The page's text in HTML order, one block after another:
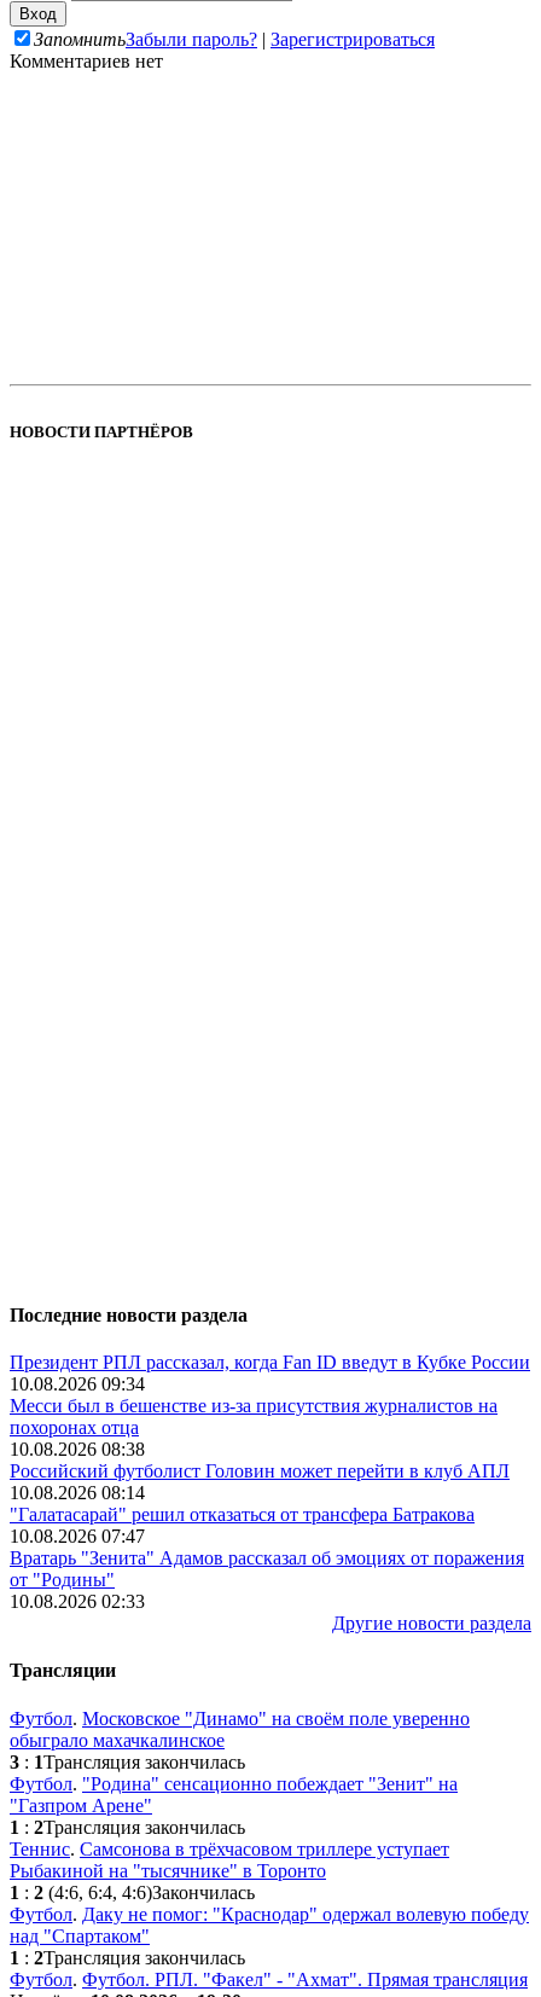
ЗапомнитьЗабыли пароль? | Зарегистрироваться
Комментариев нет
НОВОСТИ ПАРТНЁРОВ
Последние новости раздела
Президент РПЛ рассказал, когда Fan ID введут в Кубке России
10.08.2026 09:34
Месси был в бешенстве из-за присутствия журналистов на
похоронах отца
10.08.2026 08:38
Российский футболист Головин может перейти в клуб АПЛ
10.08.2026 08:14
"Галатасарай" решил отказаться от трансфера Батракова
10.08.2026 07:47
Вратарь "Зенита" Адамов рассказал об эмоциях от поражения
от "Родины"
10.08.2026 02:33
Другие новости раздела
Трансляции
Футбол. Московское "Динамо" на своём поле уверенно
обыграло махачкалинское
3 : 1Трансляция закончилась
Футбол. "Родина" сенсационно побеждает "Зенит" на
"Газпром Арене"
1 : 2Трансляция закончилась
Теннис. Самсонова в трёхчасовом триллере уступает
Рыбакиной на "тысячнике" в Торонто
1 : 2 (4:6, 6:4, 4:6)Закончилась
Футбол. Даку не помог: "Краснодар" одержал волевую победу
над "Спартаком"
1 : 2Трансляция закончилась
Футбол. Футбол. РПЛ. "Факел" - "Ахмат". Прямая трансляция